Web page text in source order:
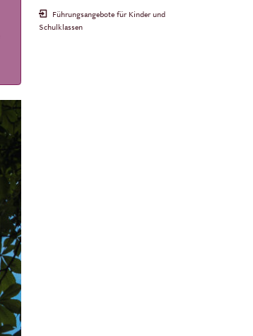
Führungsangebote für Kinder und
Schulklassen